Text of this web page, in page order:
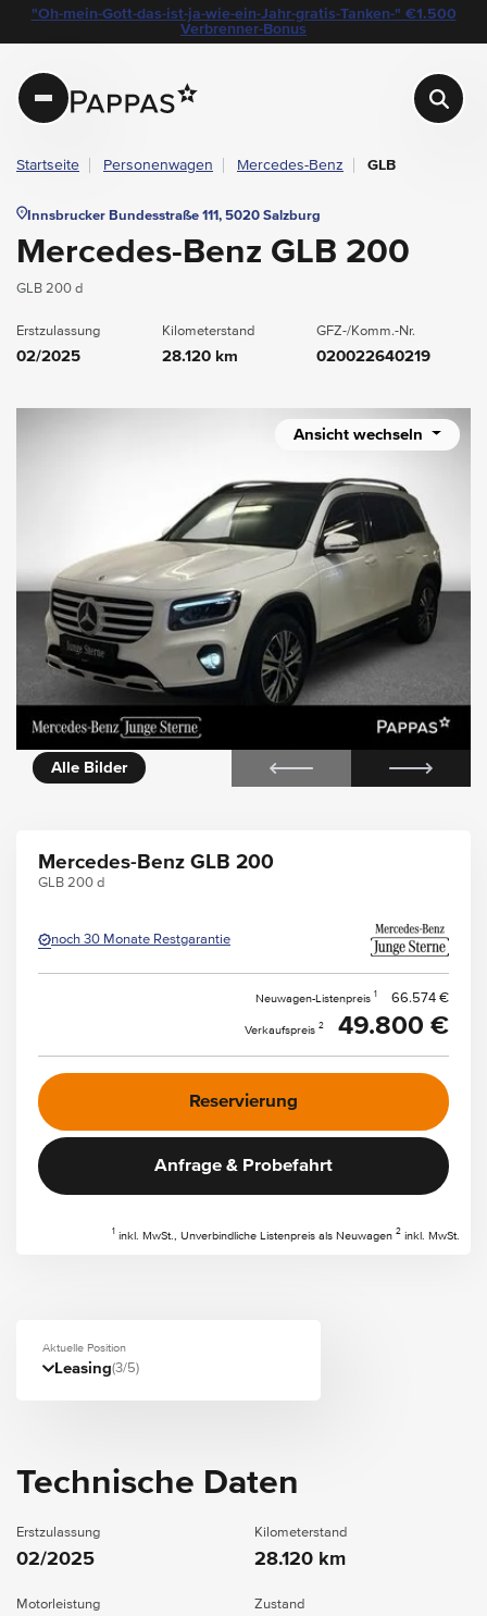
Navigation überspringen
Zum Hauptcontent
Zur Hauptnavigation springen
layout.table-of-content
Technische Daten
Fahrzeugausstattung
Leasing
Standort & Ansprechpartner
Garantie
Ihre Vorteile auf einen Blick
Das könnte Sie auch interessieren
Angebote & Aktionen bei Pappas
"Oh-mein-Gott-das-ist-ja-wie-ein-Jahr-gratis-Tanken-" €1.500
Verbrenner-Bonus
Pappas
Startseite Personenwagen Mercedes-Benz GLB
Innsbrucker Bundesstraße 111, 5020 Salzburg
Mercedes-Benz GLB 200
GLB 200 d
Erstzulassung
02/2025
Kilometerstand
28.120 km
GFZ-/Komm.-Nr.
020022640219
Ansicht wechseln
360° Außenansicht
Alle Bilder
Mercedes-Benz GLB 200
GLB 200 d
noch 30 Monate Restgarantie
Neuwagen-Listenpreis 1 66.574 €
Verkaufspreis 2 49.800 €
Reservierung
Anfrage & Probefahrt
1 inkl. MwSt., Unverbindliche Listenpreis als Neuwagen 2 inkl. MwSt.
Aktuelle Position
Leasing(3/5)
Technische Daten
Erstzulassung
02/2025
Kilometerstand
28.120 km
Motorleistung Zustand